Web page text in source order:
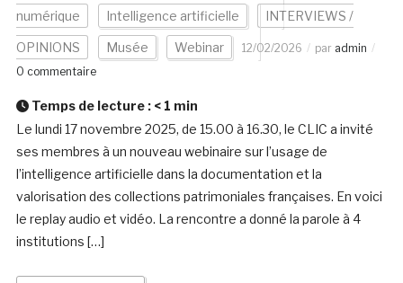
numérique Intelligence artificielle INTERVIEWS /
OPINIONS Musée Webinar 12/02/2026 par admin
0 commentaire
Temps de lecture : < 1 min
Le lundi 17 novembre 2025, de 15.00 à 16.30, le CLIC a invité
ses membres à un nouveau webinaire sur l’usage de
l’intelligence artificielle dans la documentation et la
valorisation des collections patrimoniales françaises. En voici
le replay audio et vidéo. La rencontre a donné la parole à 4
institutions […]